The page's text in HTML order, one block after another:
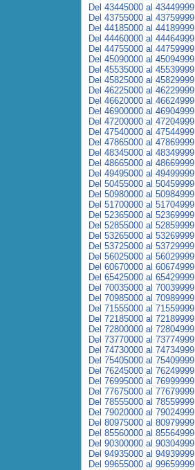
Del 43445000 al 43449999
Del 43755000 al 43759999
Del 44185000 al 44189999
Del 44460000 al 44464999
Del 44755000 al 44759999
Del 45090000 al 45094999
Del 45535000 al 45539999
Del 45825000 al 45829999
Del 46225000 al 46229999
Del 46620000 al 46624999
Del 46900000 al 46904999
Del 47200000 al 47204999
Del 47540000 al 47544999
Del 47865000 al 47869999
Del 48345000 al 48349999
Del 48665000 al 48669999
Del 49495000 al 49499999
Del 50455000 al 50459999
Del 50980000 al 50984999
Del 51700000 al 51704999
Del 52365000 al 52369999
Del 52855000 al 52859999
Del 53265000 al 53269999
Del 53725000 al 53729999
Del 56025000 al 56029999
Del 60670000 al 60674999
Del 65425000 al 65429999
Del 70035000 al 70039999
Del 70985000 al 70989999
Del 71555000 al 71559999
Del 72185000 al 72189999
Del 72800000 al 72804999
Del 73770000 al 73774999
Del 74730000 al 74734999
Del 75405000 al 75409999
Del 76245000 al 76249999
Del 76995000 al 76999999
Del 77675000 al 77679999
Del 78555000 al 78559999
Del 79020000 al 79024999
Del 80975000 al 80979999
Del 85560000 al 85564999
Del 90300000 al 90304999
Del 94935000 al 94939999
Del 99655000 al 99659999